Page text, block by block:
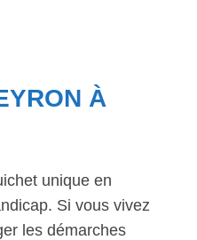
À
unique en
Si vous vivez
les démarches